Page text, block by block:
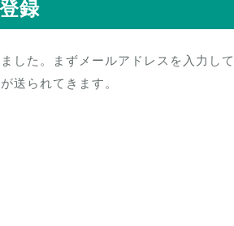
録
した。まずメールアドレスを入力して
送られてきます。